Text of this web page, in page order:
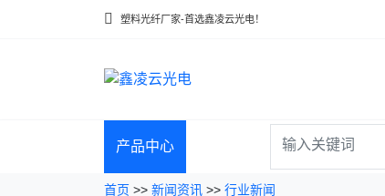
塑料光纤厂家-首选鑫凌云光电！
产品中心
首页 >> 新闻资讯 >> 行业新闻